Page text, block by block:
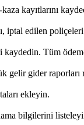
kayıtlarını
edilen poliçeleri
kaydedin. Tüm
gider raporları
ekleyin.
bilgilerini